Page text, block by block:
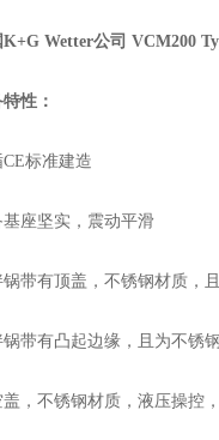
K+G Wetter公司 VCM200
性：
标准建造
坚实，震动平滑
有顶盖，不锈钢材质，且
有凸起边缘，且为不锈
不锈钢材质，液压操控